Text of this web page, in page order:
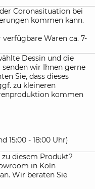
Coronasituation bei
kommen kann.
Waren ca. 7-
Dessin und die
wir Ihnen gerne
Sie, dass dieses
zu kleineren
kommen
15:00 - 18:00 Uhr)
diesem Produkt?
in Köln
Wir beraten Sie